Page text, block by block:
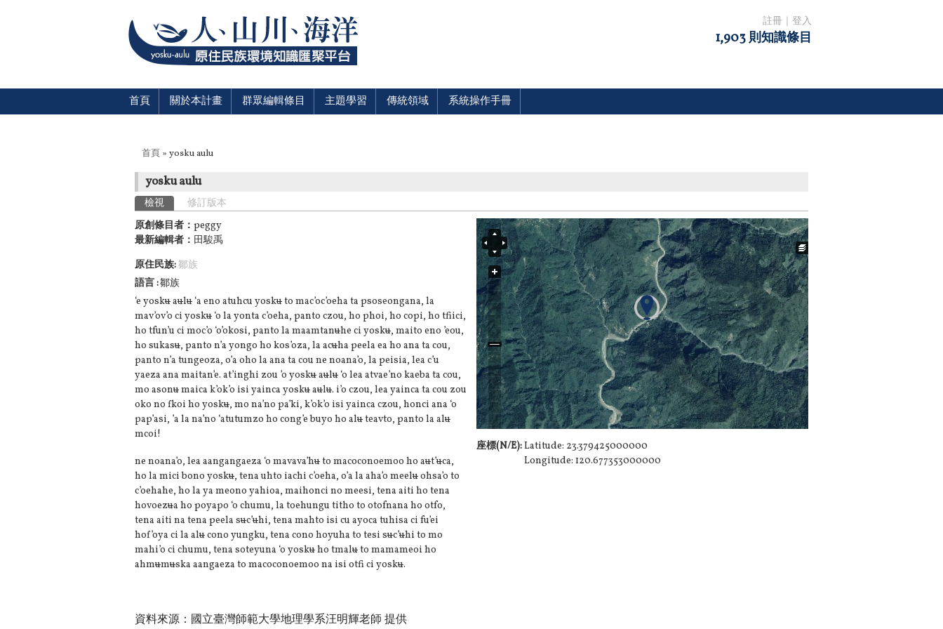
註冊 登入
1,903 則知識條目
首頁 關於本計畫 群眾編輯條目 主題學習 傳統領域 系統操作手冊
您在這裡
首頁 » yosku aulu
yosku aulu
主要索引標籤
檢視 (作用中頁籤)
修訂版本
原創條目者： peggy
最新編輯者： 田駿禹
原住民族:鄒族
語言 鄒族
‘e yoskuaulu ‘a eno atuhcu yoskuto mac’oc’oeha ta psoseongana, la
mav’ov’o ci yosku ‘o la yonta c’oeha, panto czou, ho phoi, ho copi, ho tfiici,
ho tfun’u ci moc’o ‘o’okosi, panto la maamtanuhe ci yosku, maito eno ’eou,
ho sukasu, panto n’a yongo ho kos’oza, la acuha peela ea ho ana ta cou,
panto n’a tungeoza, o’a oho la ana ta cou ne noana’o, la peisia, lea c’u
yaeza ana maitan’e. at’inghi zou ’o yoskuaulu ‘o lea atvae’no kaeba ta cou,
mo asonumaica k’ok’o isi yainca yoskuaulu. i’o czou, lea yainca ta cou zou
oko no fkoi ho yosku, mo na’no pa’ki, k’ok’o isi yainca czou, honci ana ‘o
pap’asi, ’a la na’no ‘atutumzo ho cong’e buyo ho aluteavto, panto la alu
mcoi!
ne noana’o, lea aangangaeza ‘o mavava’huto macoconoemoo ho aut’uca,
ho la mici bono yosku, tena uhto iachi c’oeha, o’a la aha’o meeluohsa’o to
c’oehahe, ho la ya meono yahioa, maihonci no meesi, tena aiti ho tena
hovoezua ho poyapo ‘o chumu, la toehungu titho to otofnana ho otfo,
tena aiti na tena peela suc’uhi, tena mahto isi cu ayoca tuhisa ci fu’ei
hof’oya ci la alucono yungku, tena cono hoyuha to tesi suc’uhi to mo
mahi’o ci chumu, tena soteyuna ‘o yoskuho tmaluto mamameoi ho
ahmumuska aangaeza to macoconoemoo na isi otfi ci yosku.
資料來源：國立臺灣師範大學地理學系汪明輝老師 提供
座標(N/E):Latitude: 23.379425000000
Longitude: 120.677353000000